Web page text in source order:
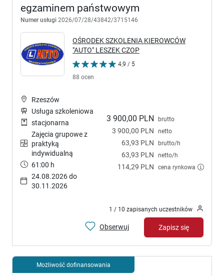
egzaminem państwowym
Numer usługi 2026/07/28/43842/3715146
OŚRODEK SZKOLENIA KIEROWCÓW
"AUTO" LESZEK CZOP
4,9 / 5
88 ocen
3 900,00 PLN brutto
3 900,00 PLN netto
63,93 PLN brutto/h
63,93 PLN netto/h
114,29 PLN cena rynkowa
Rzeszów
Usługa szkoleniowa
stacjonarna
Zajęcia grupowe z
praktyką
indywidualną
61:00 h
24.08.2026 do
30.11.2026
1 / 10 zapisanych uczestników
Obserwuj Zapisz się
Możliwość dofinansowania